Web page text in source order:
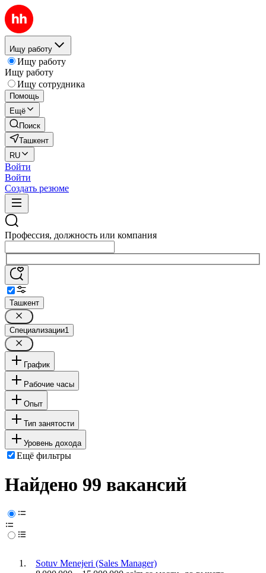
Ищу работу
Ищу работу
Ищу работу
Ищу сотрудника
Помощь
Ещё
Поиск
Ташкент
RU
Войти
Войти
Создать резюме
Профессия, должность или компания
Ташкент
Специализации1
График
Рабочие часы
Опыт
Тип занятости
Уровень дохода
Ещё фильтры
Найдено 99 вакансий
Sotuv Menejeri (Sales Manager)